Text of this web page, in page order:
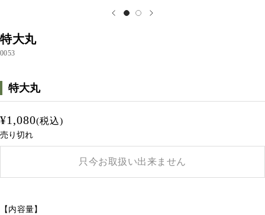
特大丸
0053
特大丸
¥1,080(税込)
売り切れ
只今お取扱い出来ません
【内容量】